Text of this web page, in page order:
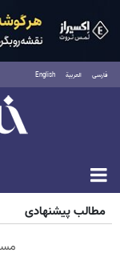
فارسی العربية English
مطالب پیشنهادی